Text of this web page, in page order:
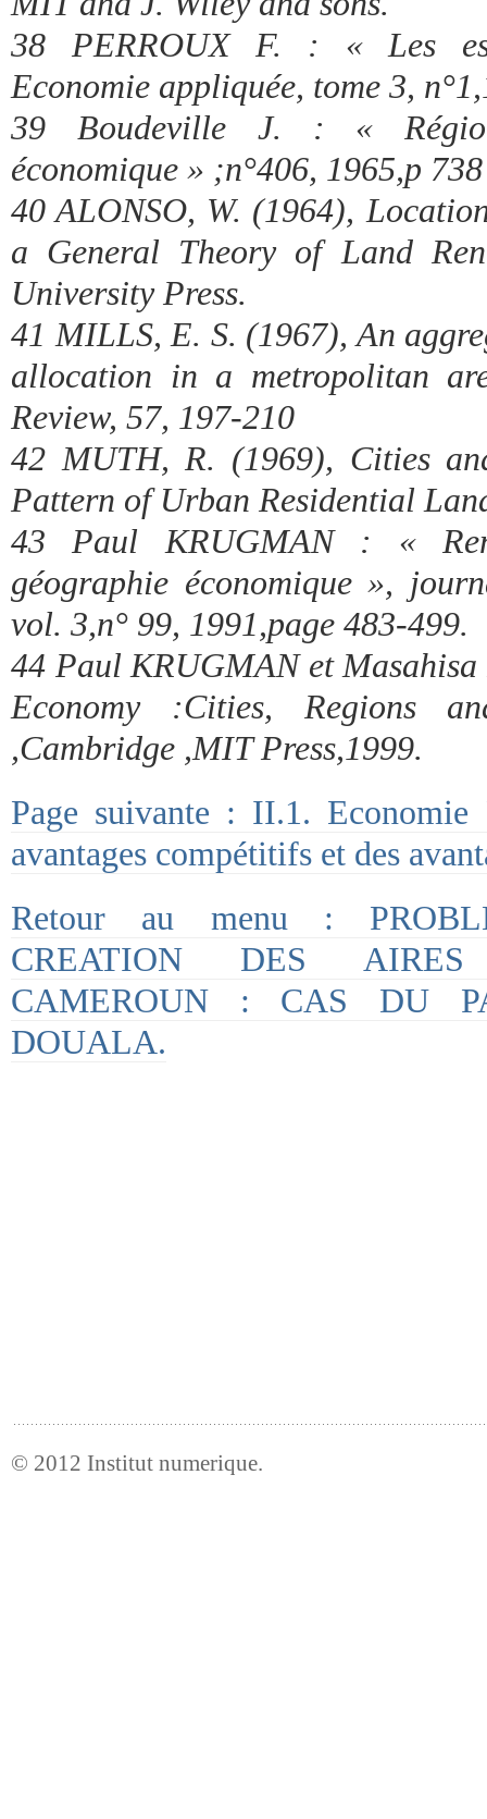
38 PERROUX F. : « Les
Economie appliquée, tome 3,
39 Boudeville J. : « Région
économique » ;n°406, 1965,p
40 ALONSO, W. (1964),
a General Theory of Land
University Press.
41 MILLS, E. S. (1967), An
allocation in a metropolitan
Review, 57, 197-210
42 MUTH, R. (1969), Cities
Pattern of Urban Residential
43 Paul KRUGMAN : «
géographie économique »,
vol. 3,n° 99, 1991,page 483-499.
44 Paul KRUGMAN et
Economy :Cities, Regions
,Cambridge ,MIT Press,1999.
Page suivante : II.1.
avantages compétitifs et des
Retour au menu :
CREATION DES
CAMEROUN : CAS DU
DOUALA.
© 2012 Institut numerique.